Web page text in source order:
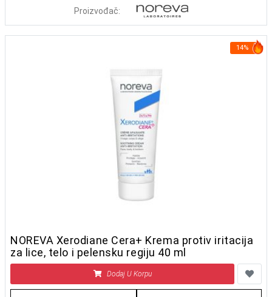
Proizvođač:
14%
NOREVA Xerodiane Cera+ Krema protiv iritacija
za lice, telo i pelensku regiju 40 ml
Dodaj U Korpu